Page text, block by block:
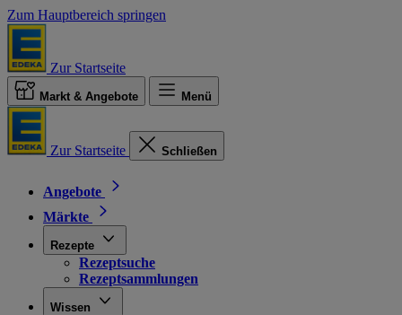
Zum Hauptbereich springen
Zur Startseite
Markt & Angebote Menü
Zur Startseite Schließen
Angebote
Märkte
Rezepte
Rezeptsuche
Rezeptsammlungen
Wissen